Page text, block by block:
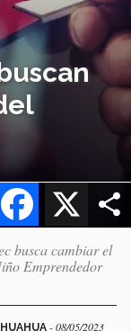
X
Facebook
busca cambiar el
Emprendedor
- 08/05/2023